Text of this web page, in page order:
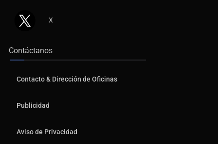
X
Contáctanos
Contacto & Dirección de Oficinas
Publicidad
Aviso de Privacidad